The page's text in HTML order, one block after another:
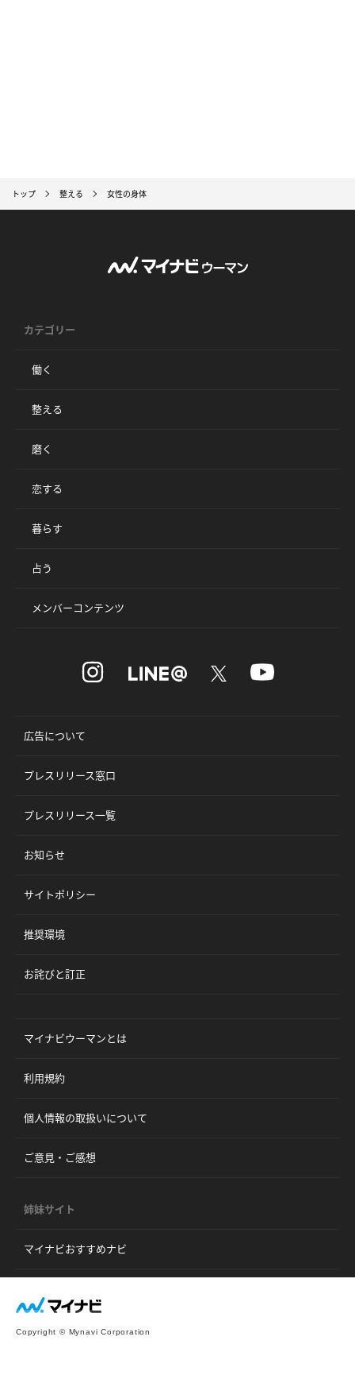
トップ 整える 女性の身体
カテゴリー
働く
整える
磨く
恋する
暮らす
占う
メンバーコンテンツ
広告について
プレスリリース窓口
プレスリリース一覧
お知らせ
サイトポリシー
推奨環境
お詫びと訂正
マイナビウーマンとは
利用規約
個人情報の取扱いについて
ご意見・ご感想
姉妹サイト
マイナビおすすめナビ
Copyright © Mynavi Corporation